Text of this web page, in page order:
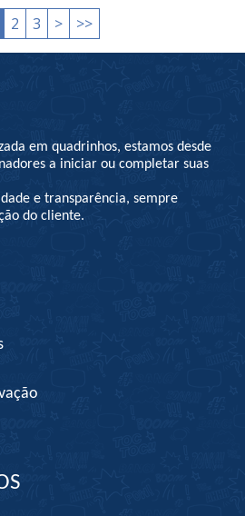
2 3 > >>
em quadrinhos, estamos desde
a iniciar ou completar suas
e transparência, sempre
do cliente.